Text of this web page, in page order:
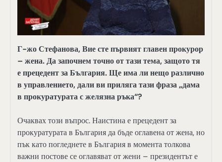
Г-жо Стефанова, Вие сте първият главен прокурор
– жена. Да започнем точно от тази тема, защото тя
е прецедент за България. Ще има ли нещо различно
в управлението, дали ви приляга тази фраза „дама
в прокуратурата с желязна ръка“?
Очаквах този въпрос. Наистина е прецедент за
прокуратурата в България да бъде оглавена от жена, но
пък като погледнете в България в момента толкова
важни постове се оглавяват от жени – президентът е